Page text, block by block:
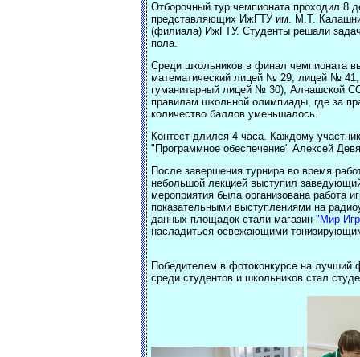
Отборочный тур чемпионата проходил 8
представляющих ИжГТУ им. М.Т.
(филиала) ИжГТУ. Студенты решали
пола.
Среди школьников в финал чемпионата
математический лицей № 29, лицей №
гуманитарный лицей № 30), Алнашской
правилам школьной олимпиады, где за
количество баллов уменьшалось.
Контест длился 4 часа. Каждому
"Программное обеспечение" Алексей
После завершения турнира во время
небольшой лекцией выступил
мероприятия была организована работа
показательными выступлениями на
данных площадок стали магазин "Мир
насладиться освежающими
Победителем в фотоконкурсе на лучший
среди студентов и школьников стал